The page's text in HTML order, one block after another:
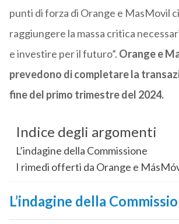
punti di forza di Orange e MasMovil
raggiungere la massa critica
e investire per il futuro”. Orange e
prevedono di completare la
fine del primo trimestre del 2024.
Indice degli argomenti
L’indagine della Commissione
I rimedi offerti da Orange e
L’indagine della